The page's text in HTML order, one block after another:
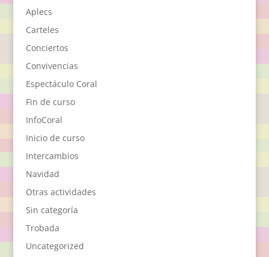
Aplecs
Carteles
Conciertos
Convivencias
Espectáculo Coral
Fin de curso
InfoCoral
Inicio de curso
Intercambios
Navidad
Otras actividades
Sin categoría
Trobada
Uncategorized